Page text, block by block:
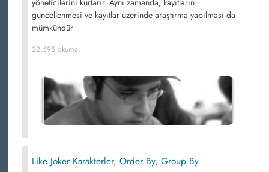
yöneticilerini kurtarır. Aynı zamanda, kayıtların
güncellenmesi ve kayıtlar üzerinde araştırma yapılması da
mümkündür
22,595 okuma,
Like Joker Karakterler, Order By, Group By